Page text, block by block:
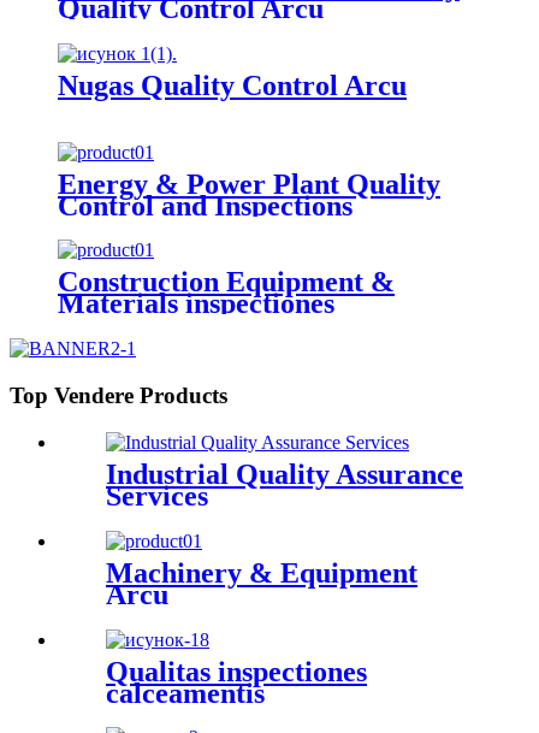
Quality Control Arcu
Nugas Quality Control Arcu
Energy & Power Plant Quality
Control and Inspections
Construction Equipment &
Materials inspectiones
Top Vendere Products
Industrial Quality Assurance
Services
Machinery & Equipment
Arcu
Qualitas inspectiones
calceamentis